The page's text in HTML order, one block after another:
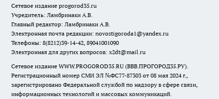
Сетевое издание progorod35.ru
Учредитель: Ламбринаки А.В.
Главный редактор: Ламбринаки А.В.
Электронная почта редакции: novostigoroda1@yandex.ru
Телефоны: 8(8212)39-14-42, 89041001090
Электронная для других вопросов: x2dt@mail.ru
Сетевое издание WWW.PROGOROD35.RU (ВВВ.ПРОГОРОД35.РУ).
Регистрационный номер СМИ ЭЛ №ФС77-87303 от 08 мая 2024 г.,
зарегистрировано Федеральной службой по надзору в сфере связи,
информационных технологий и массовых коммуникаций.